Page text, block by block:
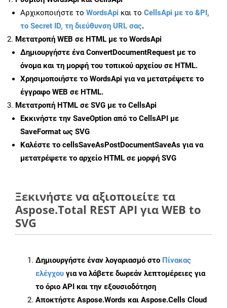
Αρχικοποιήστε το WordsApi και το CellsApi με το &PI,
το Secret ID, τη διεύθυνση URL σας.
Μετατροπή WEB σε HTML με το WordsApi
Δημιουργήστε έναConvertDocumentRequest με το
όνομα και τη μορφή του τοπικού αρχείου σε HTML.
Χρησιμοποιήστε το WordsApi για να μετατρέψετε το
έγγραφο WEB σε HTML.
Μετατροπή HTML σε SVG με το CellsApi
Εκκινήστε την SaveOption από το CellsAPI με
SaveFormat ως SVG
Καλέστε το cellsSaveAsPostDocumentSaveAs για να
μετατρέψετε το αρχείο HTML σε μορφή SVG
Ξεκινήστε να αξιοποιείτε τα
Aspose.Total REST API για WEB to
SVG
Δημιουργήστε έναν λογαριασμό στο Πίνακας
ελέγχου για να λάβετε δωρεάν λεπτομέρειες για
το όριο API και την εξουσιοδότηση
Αποκτήστε Aspose.Words και Aspose.Cells Cloud